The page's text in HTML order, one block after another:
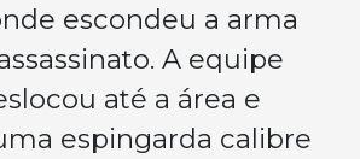
escondeu a arma
A equipe
até a área e
espingarda calibre